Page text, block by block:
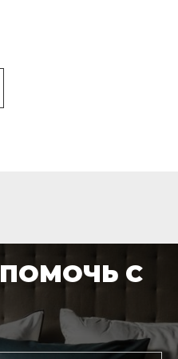
ПОМОЧЬ С